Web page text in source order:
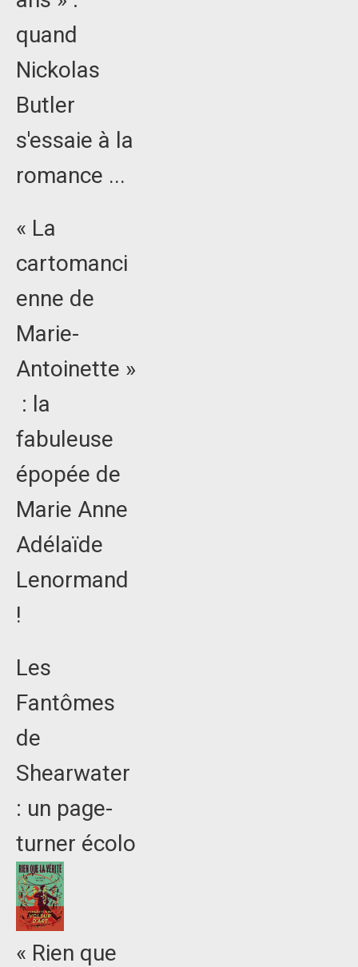
quand
Nickolas
Butler
s'essaie à la
romance ...
« La
cartomanci
enne de
Marie-
Antoinette »
: la
fabuleuse
épopée de
Marie Anne
Adélaïde
Lenormand
!
Les
Fantômes
de
Shearwater
: un page-
turner écolo
« Rien que